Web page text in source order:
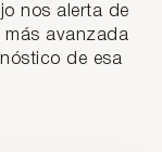
nos alerta de
más avanzada
de esa